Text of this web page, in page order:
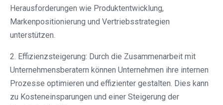
Herausforderungen wie Produktentwicklung,
Markenpositionierung und Vertriebsstrategien
unterstützen.
2. Effizienzsteigerung: Durch die Zusammenarbeit mit
Unternehmensberatern können Unternehmen ihre internen
Prozesse optimieren und effizienter gestalten. Dies kann
zu Kosteneinsparungen und einer Steigerung der